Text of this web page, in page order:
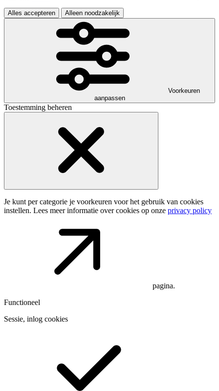
Alles accepteren Alleen noodzakelijk
Voorkeuren
aanpassen
Toestemming beheren
Je kunt per categorie je voorkeuren voor het gebruik van cookies
instellen. Lees meer informatie over cookies op onze privacy policy
pagina.
Functioneel
Sessie, inlog cookies